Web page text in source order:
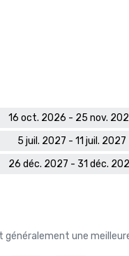
16 oct. 2026 - 25 nov.
5 juil. 2027 - 11 juil. 2027
26 déc. 2027 - 31 déc.
généralement une